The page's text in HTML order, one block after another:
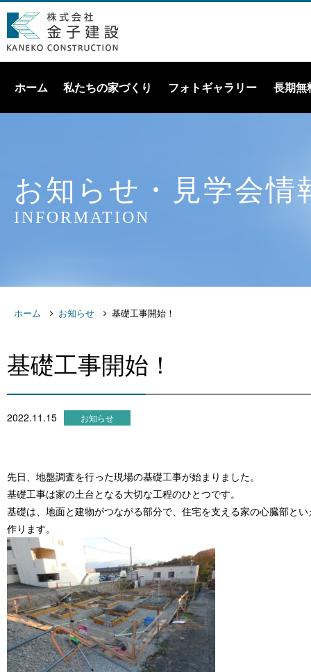
ホーム 私たちの家づくり フォトギャラリー 長期無
お知らせ・見学会情
INFORMATION
ホーム お知らせ 基礎工事開始！
基礎工事開始！
2022.11.15 お知らせ
先日、地盤調査を行った現場の基礎工事が始まりました。
基礎工事は家の土台となる大切な工程のひとつです。
基礎は、地面と建物がつながる部分で、住宅を支える家の心臓部と
作ります。